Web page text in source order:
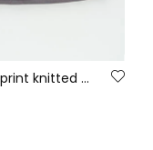
Grey animal print knitted dress